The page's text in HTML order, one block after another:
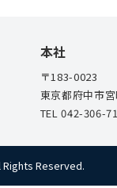
本社
〒183-0023
東京都府中市
TEL042-306-
Rights Reserved.